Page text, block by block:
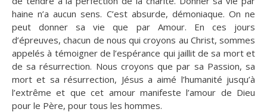
haine n’a aucun sens. C’est absurde, démoniaque. On ne
peut donner sa vie que par Amour. En ces jours
d’épreuves, chacun de nous qui croyons au Christ, sommes
appelés à témoigner de l’espérance qui jaillit de sa mort et
de sa résurrection. Nous croyons que par sa Passion, sa
mort et sa résurrection, Jésus a aimé l’humanité jusqu’à
l’extrême et que cet amour manifeste l’amour de Dieu
pour le Père, pour tous les hommes.